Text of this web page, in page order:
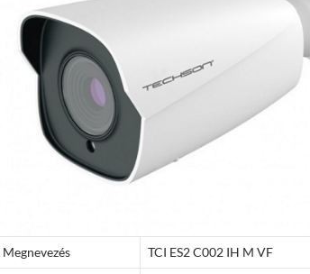
Megnevezés TCI ES2 C002 IH M VF